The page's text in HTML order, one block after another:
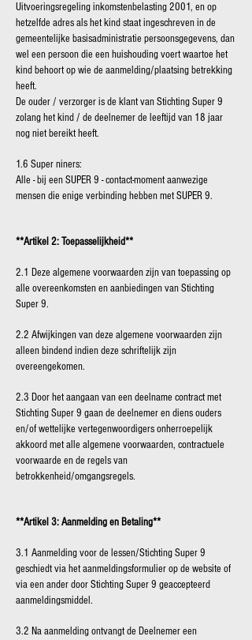
Uitvoeringsregeling inkomstenbelasting 2001, en op
hetzelfde adres als het kind staat ingeschreven in de
gemeentelijke basisadministratie persoonsgegevens, dan
wel een persoon die een huishouding voert waartoe het
kind behoort op wie de aanmelding/plaatsing betrekking
heeft.
De ouder / verzorger is de klant van Stichting Super 9
zolang het kind / de deelnemer de leeftijd van 18 jaar
nog niet bereikt heeft.
1.6 Super niners:
Alle - bij een SUPER 9 - contact-moment aanwezige
mensen die enige verbinding hebben met SUPER 9.
**Artikel 2: Toepasselijkheid**
2.1 Deze algemene voorwaarden zijn van toepassing op
alle overeenkomsten en aanbiedingen van Stichting
Super 9.
2.2 Afwijkingen van deze algemene voorwaarden zijn
alleen bindend indien deze schriftelijk zijn
overeengekomen.
2.3 Door het aangaan van een deelname contract met
Stichting Super 9 gaan de deelnemer en diens ouders
en/of wettelijke vertegenwoordigers onherroepelijk
akkoord met alle algemene voorwaarden, contractuele
voorwaarde en de regels van
betrokkenheid/omgangsregels.
**Artikel 3: Aanmelding en Betaling**
3.1 Aanmelding voor de lessen/Stichting Super 9
geschiedt via het aanmeldingsformulier op de website of
via een ander door Stichting Super 9 geaccepteerd
aanmeldingsmiddel.
3.2 Na aanmelding ontvangt de Deelnemer een